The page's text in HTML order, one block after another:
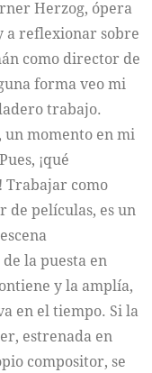
Herzog, ópera
a reflexionar sobre
como director de
forma veo mi
trabajo.
un momento en mi
¡qué
como
de películas, es un
la puesta en
y la amplía,
en el tiempo. Si la
estrenada en
compositor, se